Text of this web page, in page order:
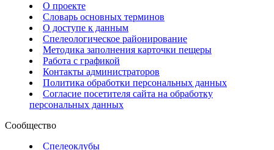
О проекте
Словарь основных терминов
О доступе к данным
Спелеологическое районирование
Методика заполнения карточки пещеры
Работа с графикой
Контакты администраторов
Политика обработки персональных данных
Согласие посетителя сайта на обработку
персональных данных
Сообщество
Спелеоклубы